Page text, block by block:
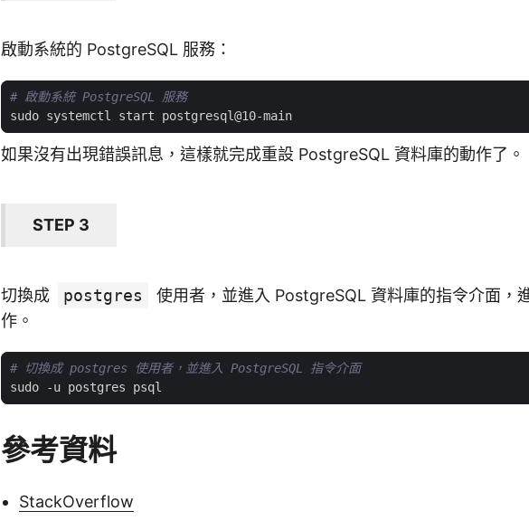
啟動系統的 PostgreSQL 服務：
# 啟動系統 PostgreSQL 服務
如果沒有出現錯誤訊息，這樣就完成重設 PostgreSQL 資料庫的動作了。
STEP 3
切換成 postgres
使用者，並進入 PostgreSQL 資料庫的指令介面，
作。
# 切換成 postgres 使用者，並進入 PostgreSQL 指令介面
參考資料
StackOverflow